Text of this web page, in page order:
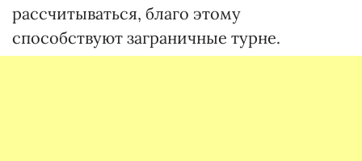
рассчитываться, благо этому
способствуют заграничные турне.